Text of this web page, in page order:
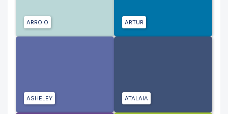
ARROIO ARTUR
ASHELEY ATALAIA